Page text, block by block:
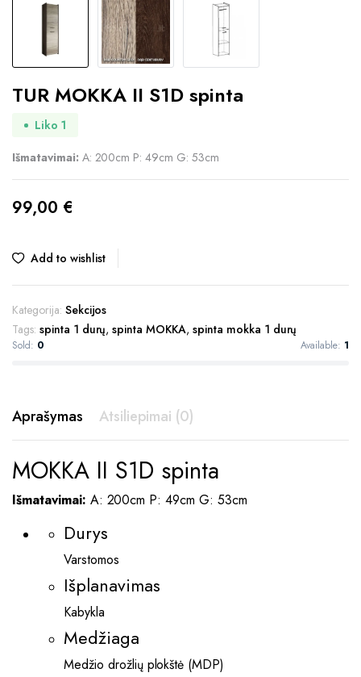
TUR MOKKA II S1D spinta
Liko 1
Išmatavimai: A: 200cm P: 49cm G: 53cm
99,00 €
Add to wishlist
Kategorija: Sekcijos
Tags: spinta 1 durų,spinta MOKKA,spinta mokka 1 durų
Sold: 0 Available: 1
Aprašymas Atsiliepimai (0)
MOKKA II S1D spinta
Išmatavimai: A: 200cm P: 49cm G: 53cm
Durys
Varstomos
Išplanavimas
Kabykla
Medžiaga
Medžio drožlių plokštė (MDP)